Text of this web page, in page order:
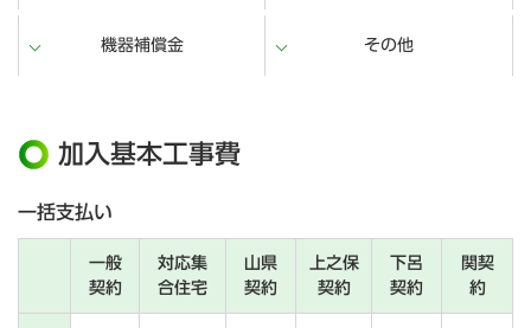
機器補償金 その他
加入基本工事費
一括支払い
一般
契約
対応集
合住宅
山県
契約
上之保
契約
下呂
契約
関契
約